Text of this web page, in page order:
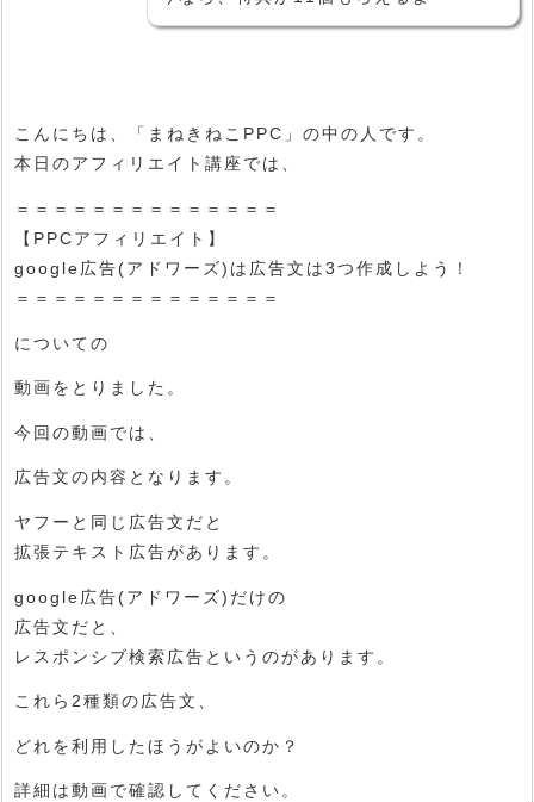
こんにちは、「まねきねこPPC」の中の人です。
本日のアフィリエイト講座では、
＝＝＝＝＝＝＝＝＝＝＝＝＝＝
【PPCアフィリエイト】
google広告(アドワーズ)は広告文は3つ作成しよう！
＝＝＝＝＝＝＝＝＝＝＝＝＝＝
についての
動画をとりました。
今回の動画では、
広告文の内容となります。
ヤフーと同じ広告文だと
拡張テキスト広告があります。
google広告(アドワーズ)だけの
広告文だと、
レスポンシブ検索広告というのがあります。
これら2種類の広告文、
どれを利用したほうがよいのか？
詳細は動画で確認してください。